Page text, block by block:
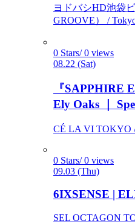
ヨドバシHD池袋
GROOVE） /
0 Stars/ 0 views
08.22 (Sat)
『SAPPHIRE
Ely Oaks ｜
CÉ LA VI TOKYO
0 Stars/ 0 views
09.03 (Thu)
6IXSENSE |
SEL OCTAGON